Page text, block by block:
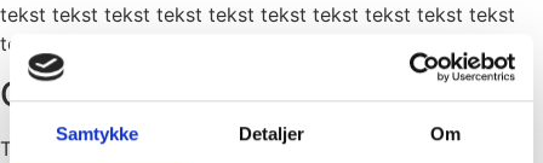
Samtykke Detaljer Om
tekst tekst tekst tekst tekst tekst tekst tekst tekst tekst
tekst tekst tekst
Overskrift
Tekst tekst tekst tekst tekst tekst tekst tekst tekst tekst